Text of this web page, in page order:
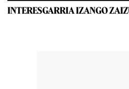
INTERESGARRIA IZANGO